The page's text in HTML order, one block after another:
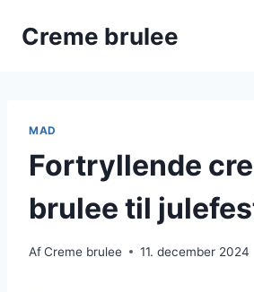
Creme brulee
MAD
Fortryllende
brulee til
AfCreme brulee 11. december 2024